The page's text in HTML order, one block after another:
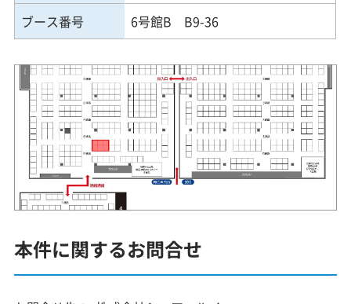
ブース番号
6号館B B9-36
本件に関するお問合せ